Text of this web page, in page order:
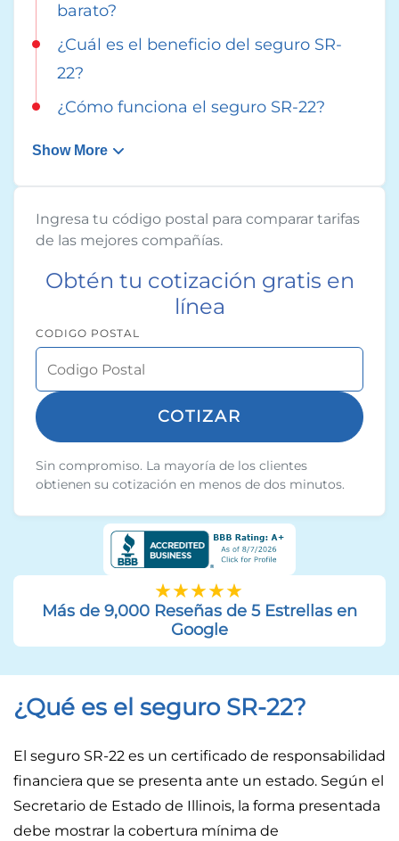
barato?
¿Cuál es el beneficio del seguro SR-
22?
¿Cómo funciona el seguro SR-22?
Show More
Ingresa tu código postal para comparar tarifas
de las mejores compañías.
Obtén tu cotización gratis en
línea
CODIGO POSTAL
COTIZAR
Sin compromiso. La mayoría de los clientes
obtienen su cotización en menos de dos minutos.
Más de 9,000 Reseñas de 5 Estrellas en
Google
¿Qué es el seguro SR-22?
El seguro SR-22 es un certificado de responsabilidad
financiera que se presenta ante un estado. Según el
Secretario de Estado de Illinois, la forma presentada
debe mostrar la cobertura mínima de